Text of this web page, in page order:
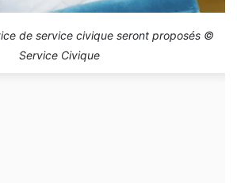
de service civique seront proposés ©
Service Civique